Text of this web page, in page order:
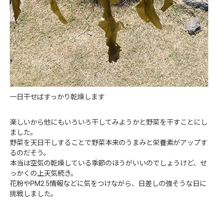
一日干せばすっかり乾燥します
楽しいから他にもいろいろ干してみようかと野菜を干すことにし
ました。
野菜を天日干しすることで野菜本来のうまみと栄養素がアップす
るのだそう。
本当は空気の乾燥している季節のほうがいいのでしょうけど、せ
っかくの上天気続き。
花粉やPM2.5情報などに気をつけながら、日差しの強そうな日に
挑戦しました。